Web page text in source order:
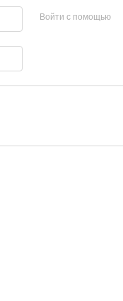
Войти с помощью